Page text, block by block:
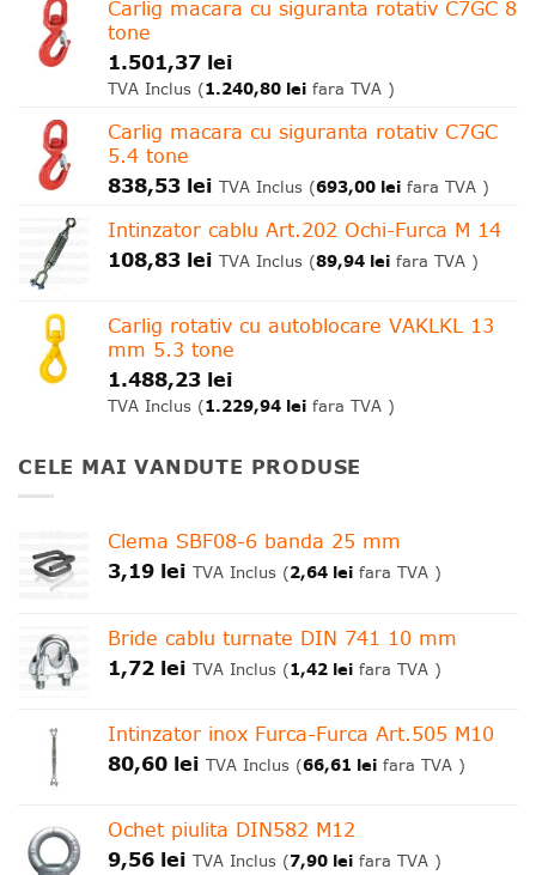
Carlig macara cu siguranta rotativ C7GC 8
tone
1.501,37 lei
TVA Inclus (1.240,80 lei fara TVA )
Carlig macara cu siguranta rotativ C7GC
5.4 tone
838,53 lei TVA Inclus (693,00 lei fara TVA )
Intinzator cablu Art.202 Ochi-Furca M 14
108,83 lei TVA Inclus (89,94 lei fara TVA )
Carlig rotativ cu autoblocare VAKLKL 13
mm 5.3 tone
1.488,23 lei
TVA Inclus (1.229,94 lei fara TVA )
CELE MAI VANDUTE PRODUSE
Clema SBF08-6 banda 25 mm
3,19 lei TVA Inclus (2,64 lei fara TVA )
Bride cablu turnate DIN 741 10 mm
1,72 lei TVA Inclus (1,42 lei fara TVA )
Intinzator inox Furca-Furca Art.505 M10
80,60 lei TVA Inclus (66,61 lei fara TVA )
Ochet piulita DIN582 M12
9,56 lei TVA Inclus (7,90 lei fara TVA )